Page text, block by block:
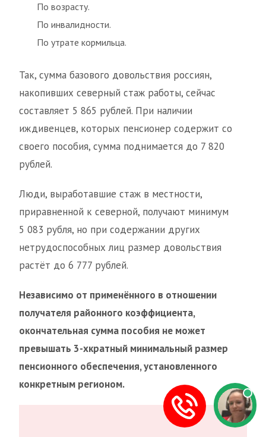
По возрасту.
По инвалидности.
По утрате кормильца.
Так, сумма базового довольствия россиян,
накопивших северный стаж работы, сейчас
составляет 5 865 рублей. При наличии
иждивенцев, которых пенсионер содержит со
своего пособия, сумма поднимается до 7 820
рублей.
Люди, выработавшие стаж в местности,
приравненной к северной, получают минимум
5 083 рубля, но при содержании других
нетрудоспособных лиц размер довольствия
растёт до 6 777 рублей.
Независимо от применённого в отношении
получателя районного коэффициента,
окончательная сумма пособия не может
превышать 3-хкратный минимальный размер
пенсионного обеспечения, установленного
конкретным регионом.